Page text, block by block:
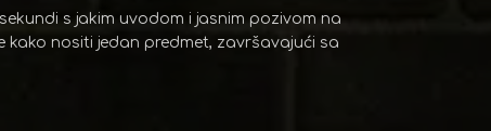
s jakim uvodom i jasnim pozivom na
kako nositi jedan predmet, završavajući sa